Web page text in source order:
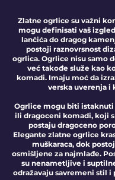
Zlatne ogrlice su važni
mogu definisati vaš
lančića do dragog
postoji raznovrsnost
ogrlica. Ogrlice nisu samo
već takođe služe kao
komadi. Imaju moć da
verska uverenja i
Ogrlice mogu biti
ili dragoceni komadi, koji
postaju dragoceno
Elegante zlatne ogrlice
muškaraca, dok
osmišljene za najmlađe.
su nenametljive i
odražavaju savremeni stil i